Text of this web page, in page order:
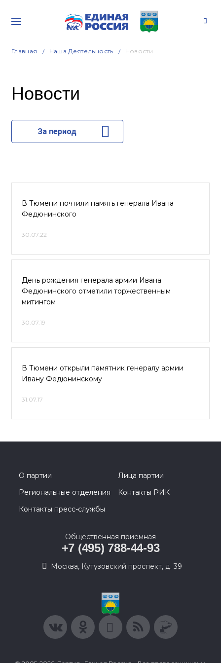
Главная Наша Деятельность Новости
Новости
За период
В Тюмени почтили память генерала Ивана
Федюнинского
30.07.22
День рождения генерала армии Ивана
Федюнинского отметили торжественным
митингом
30.07.19
В Тюмени открыли памятник генералу армии
Ивану Федюнинскому
31.07.17
О партии
Лица партии
Региональные отделения
Контакты РИК
Контакты пресс-службы
Общественная приемная
+7 (495) 788-44-93
Москва, Кутузовский проспект, д. 39